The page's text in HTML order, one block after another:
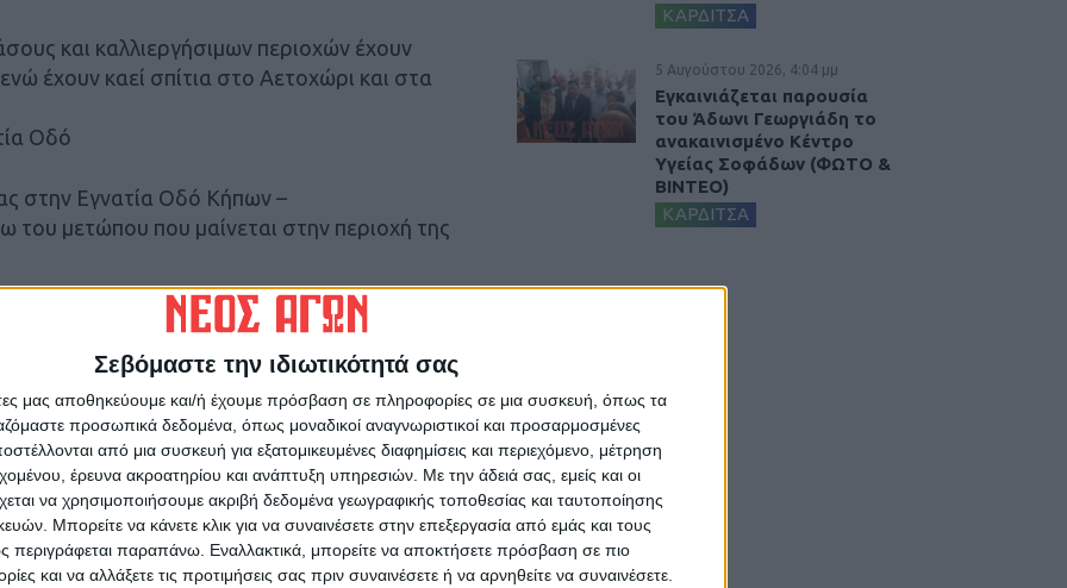
Σεβόμαστε την ιδιωτικότητά σας
μας αποθηκεύουμε και/ή έχουμε πρόσβαση σε πληροφορίες σε μια συσκευή, όπως τα
προσωπικά δεδομένα, όπως μοναδικοί αναγνωριστικοί και προσαρμοσμένες
από μια συσκευή για εξατομικευμένες διαφημίσεις και περιεχόμενο, μέτρηση
έρευνα ακροατηρίου και ανάπτυξη υπηρεσιών. Με την άδειά σας, εμείς και οι
να χρησιμοποιήσουμε ακριβή δεδομένα γεωγραφικής τοποθεσίας και ταυτοποίησης
Μπορείτε να κάνετε κλικ για να συναινέσετε στην επεξεργασία από εμάς και τους
περιγράφεται παραπάνω. Εναλλακτικά, μπορείτε να αποκτήσετε πρόσβαση σε πιο
και να αλλάξετε τις προτιμήσεις σας πριν συναινέσετε ή να αρνηθείτε να συναινέσετε.
και καλλιεργήσιμων περιοχών έχουν
έχουν καεί σπίτια στο Αετοχώρι και στα
Οδό
στην Εγνατία Οδό Κήπων –
του μετώπου που μαίνεται στην περιοχή της
Αστυνομική Διεύθυνση Ανατολικής
από το ύψος του κόμβου
Περιοχής (ΒΙ.ΠΕ.)
μέσω της Εθνικής Οδού Φερών –
#Αλεξανδρούπολη
ΚΑΡΔΙΤΣΑ
5 Αυγούστου 2026, 4:04 μμ
Εγκαινιάζεται παρουσία
του Άδωνι Γεωργιάδη το
ανακαινισμένο Κέντρο
Υγείας Σοφάδων (ΦΩΤΟ &
ΒΙΝΤΕΟ)
ΚΑΡΔΙΤΣΑ